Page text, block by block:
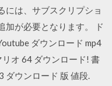
には、サブスクリプショ
加が必要となります。 ド
ダウンロード mp4
リオ 64 ダウンロード! 書
ダウンロード 版 値段.